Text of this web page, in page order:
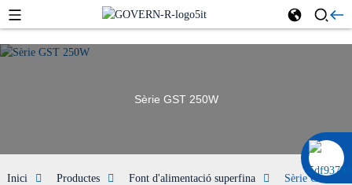
0086 13322920697
Sèrie GST 250W
Inici Productes Font d'alimentació superfina
Sèrie GST